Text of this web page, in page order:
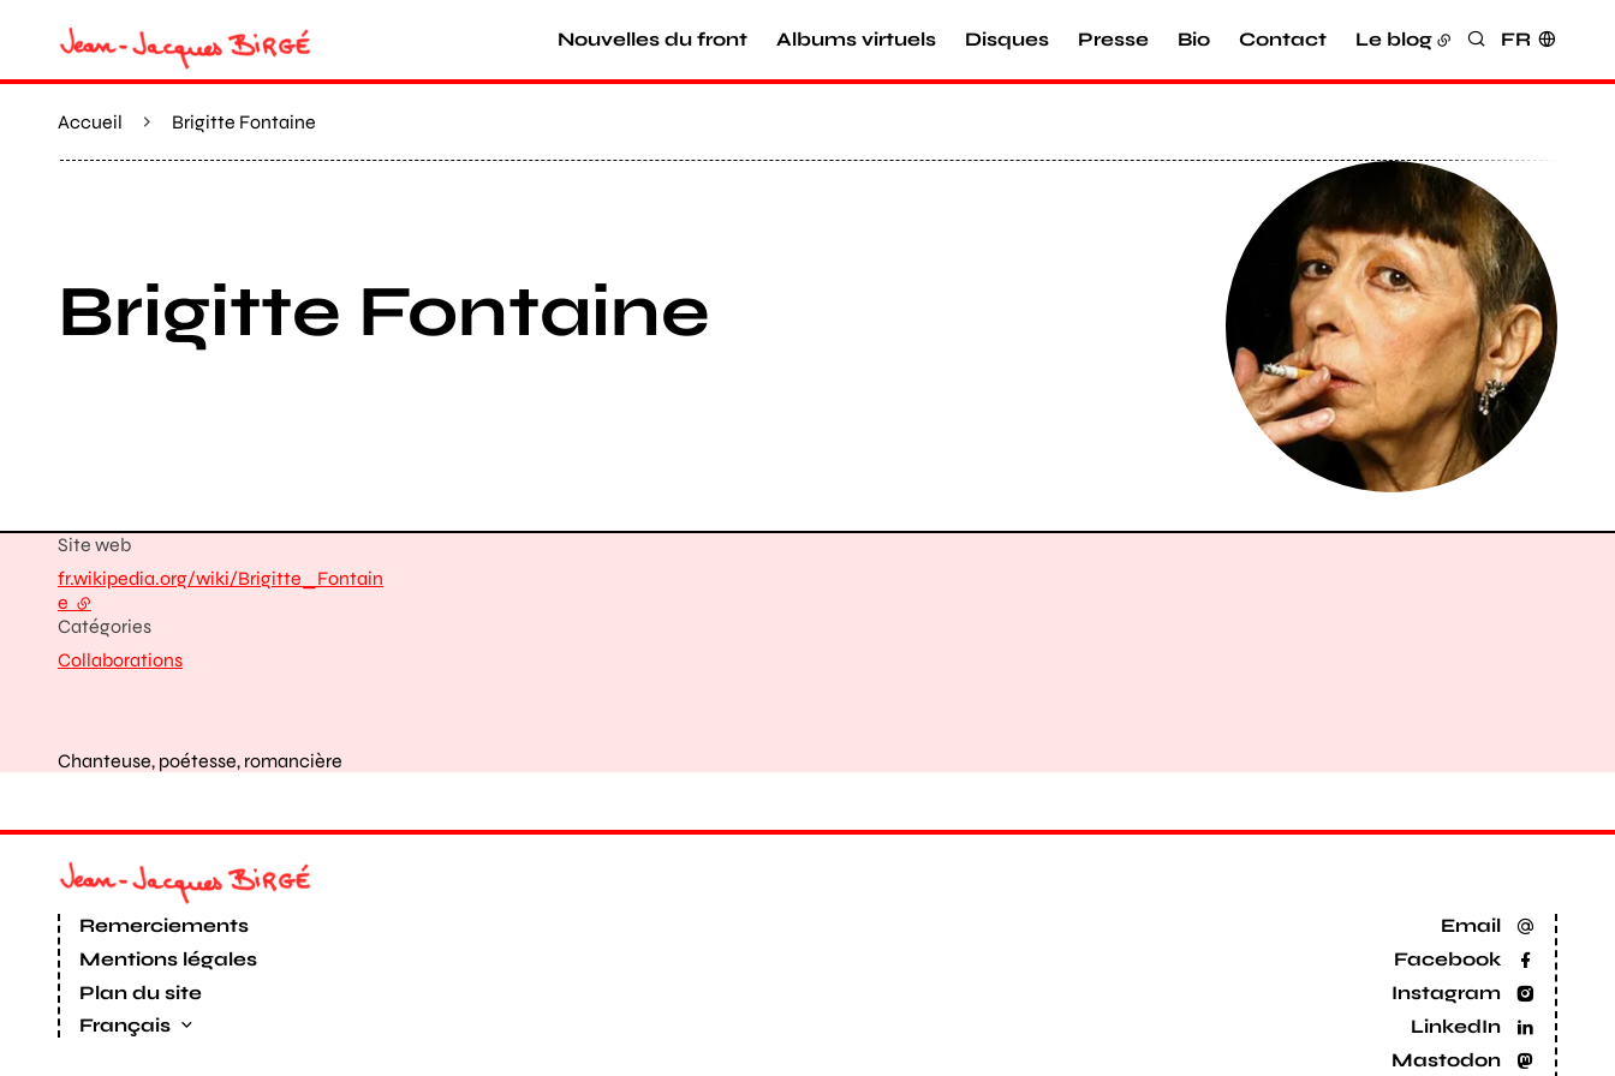
Nouvelles du front Albums virtuels Disques Presse Bio Contact Le blog Rechercher
FR
Accueil Brigitte Fontaine
Brigitte Fontaine
Catégories
Collaborations
Site web
fr.wikipedia.org/wiki/Brigitte_Fontain
e - lien externe
Chanteuse, poétesse, romancière
Email
Facebook
Instagram
LinkedIn
Mastodon
Remerciements
Mentions légales
Plan du site
Français